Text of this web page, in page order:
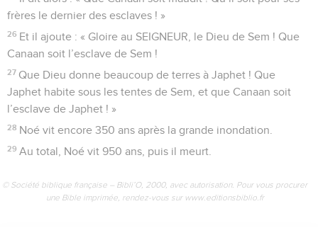
frères le dernier des esclaves ! »
26 Et il ajoute : « Gloire au SEIGNEUR, le Dieu de Sem ! Que
Canaan soit l’esclave de Sem !
27 Que Dieu donne beaucoup de terres à Japhet ! Que
Japhet habite sous les tentes de Sem, et que Canaan soit
l’esclave de Japhet ! »
28 Noé vit encore 350 ans après la grande inondation.
29 Au total, Noé vit 950 ans, puis il meurt.
© Société biblique française – Bibli’O, 2000, avec autorisation. Pour vous procurer
une Bible imprimée, rendez-vous sur www.editionsbiblio.fr